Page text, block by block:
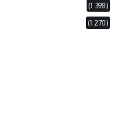
(1 398)
(1 270)